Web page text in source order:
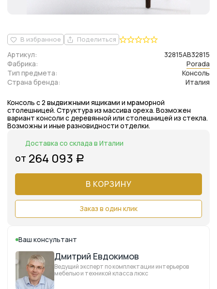
В избранное Поделиться
Фабрика: Porada
Артикул:
32815AB32815
Тип предмета:
Консоль
Страна бренда:
Италия
Консоль с 2 выдвижными ящиками и мраморной
столешницей. Структура из массива ореха. Возможен
вариант консоли с деревянной или столешницей из стекла.
Возможны и иные разновидности отделки.
Доставка со склада в Италии
от 264 093 Р
В КОРЗИНУ
Заказ в один клик
Ваш консультант
Дмитрий Евдокимов
Ведущий эксперт по комплектации интерьеров
мебелью и техникой класса люкс